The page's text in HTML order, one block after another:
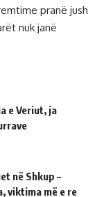
pranë jush
nuk janë
e Veriut, ja
në Shkup –
viktima më e re